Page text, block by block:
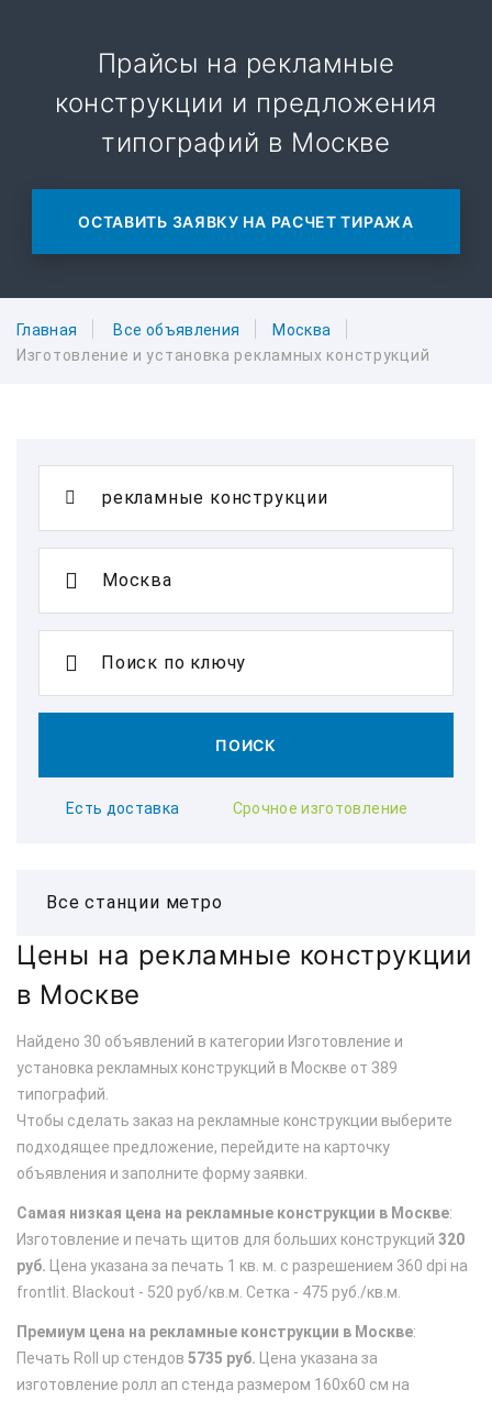
Прайсы на рекламные
конструкции и предложения
типографий в Москве
ОСТАВИТЬ ЗАЯВКУ НА РАСЧЕТ ТИРАЖА
Главная Все объявления
Москва
Изготовление и установка рекламных конструкций
Поиск по ключу
ПОИСК
Есть доставка Срочное изготовление
Цены на рекламные конструкции
в Москве
Найдено 30 объявлений в категории Изготовление и
установка рекламных конструкций в Москве от 389
типографий.
Чтобы сделать заказ на рекламные конструкции выберите
подходящее предложение, перейдите на карточку
объявления и заполните форму заявки.
Самая низкая цена на рекламные конструкции в Москве:
Изготовление и печать щитов для больших конструкций 320
руб. Цена указана за печать 1 кв. м. с разрешением 360 dpi на
frontlit. Blackout - 520 руб/кв.м. Сетка - 475 руб./кв.м.
Премиум цена на рекламные конструкции в Москве:
Печать Roll up стендов 5735 руб. Цена указана за
изготовление ролл ап стенда размером 160х60 см на